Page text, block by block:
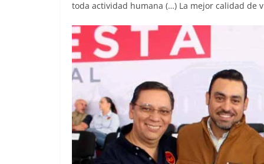
toda actividad humana (…) La mejor calidad de